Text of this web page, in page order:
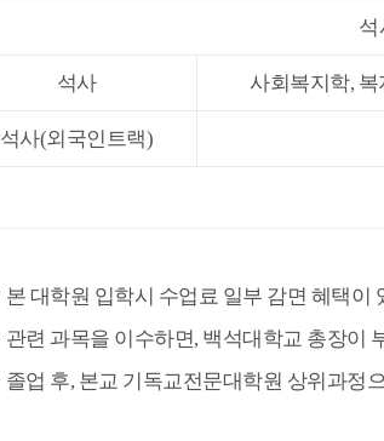
석
석사 사회복지학,
석사(외국인트랙)
본 대학원 입학시 수업료 일부 감면 혜택이
관련 과목을 이수하면, 백석대학교 총장이
졸업 후, 본교 기독교전문대학원 상위과정